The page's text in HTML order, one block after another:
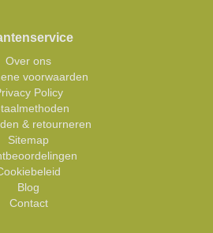
Over ons
voorwaarden
Policy
& retourneren
Sitemap
Blog
Contact